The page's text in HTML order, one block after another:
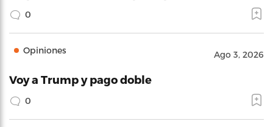
0
Opiniones Ago 3, 2026
Voy a Trump y pago doble
0